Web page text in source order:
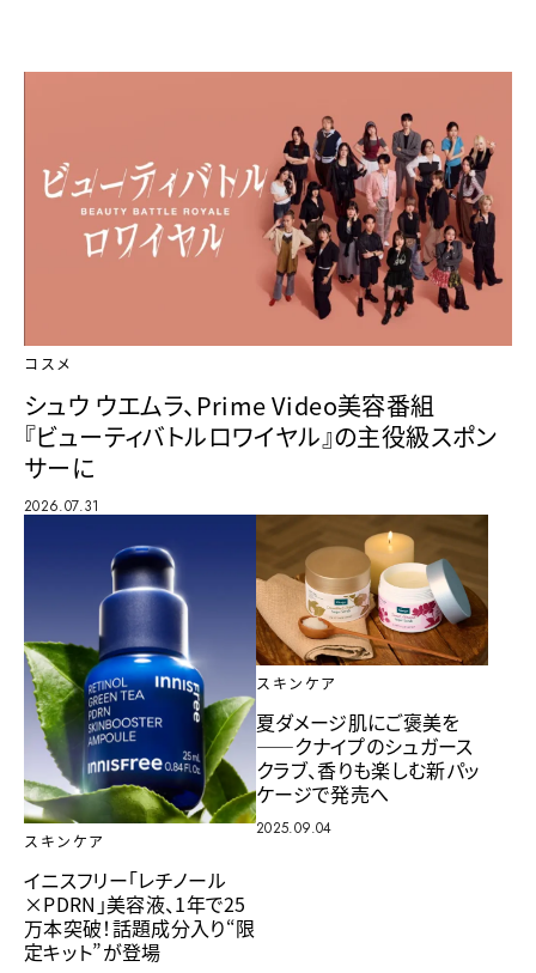
コスメ
シュウ ウエムラ、Prime Video美容番組
『ビューティバトルロワイヤル』の主役級スポン
サーに
2026.07.31
スキンケア
イニスフリー「レチノール
×PDRN」美容液、1年で25
万本突破！話題成分入り“限
定キット”が登場
スキンケア
夏ダメージ肌にご褒美を
――クナイプのシュガース
クラブ、香りも楽しむ新パッ
ケージで発売へ
2025.09.04